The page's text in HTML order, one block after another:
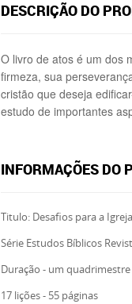
DESCRIÇÃO DO
O livro de atos é um dos
firmeza, sua
cristão que deseja
estudo de importantes
INFORMAÇÕES DO
Titulo: Desafios para a
Série Estudos Bíblicos
Duração - um quadrimestre
17 lições - 55 páginas